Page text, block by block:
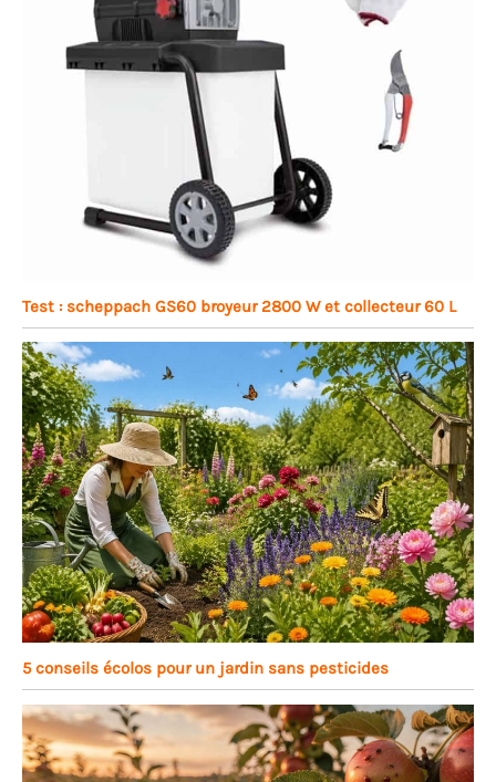
Test : scheppach GS60 broyeur 2800 W et collecteur 60 L
5 conseils écolos pour un jardin sans pesticides